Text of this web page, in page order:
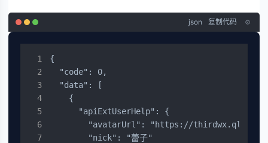
json 复制代码
{
  "code": 0,
  "data": [
    {
      "apiExtUserHelp": {
"avatarUrl": "https://
        "nick": "蕾子"